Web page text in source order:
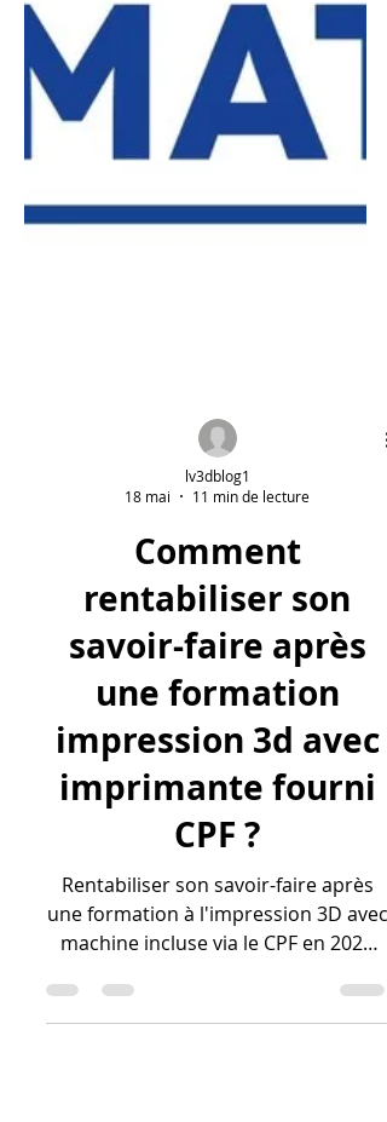
18 mai
11 min de lecture
Comment
rentabiliser son
savoir-faire après
une formation
impression 3d avec
imprimante fourni
CPF ?
Rentabiliser son savoir-faire après
machine incluse via le CPF en 2026
repose sur la capacité à transformer